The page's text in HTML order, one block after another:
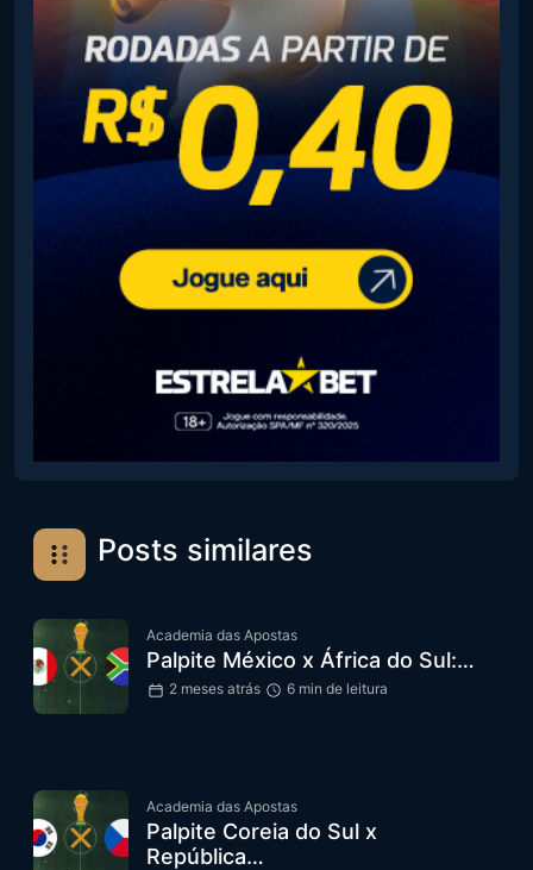
Posts similares
Academia das Apostas
Palpite México x África do Sul:…
2 meses atrás 6 min de leitura
Academia das Apostas
Palpite Coreia do Sul x
República…